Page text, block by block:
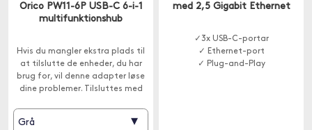
Orico PW11-6P USB-C 6-i-1
multifunktionshub
Hvis du mangler ekstra plads til
at tilslutte de enheder, du har
brug for, vil denne adapter løse
dine problemer. Tilsluttes med
Grå ▾
med 2,5 Gigabit Ethernet
✓3x USB-C-portar
✓ Ethernet-port
✓ Plug-and-Play